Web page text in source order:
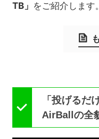
TB」 をご紹介します。
「投げるだ
AirBallの全